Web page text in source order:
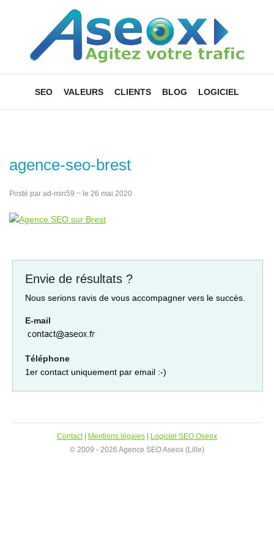
SEO VALEURS CLIENTS BLOG LOGICIEL
agence-seo-brest
Posté par ad-min59 ~ le 26 mai 2020
Envie de résultats ?
Nous serions ravis de vous accompagner vers le succès.
E-mail
Téléphone
1er contact uniquement par email :-)
Contact| Mentions légales
Logiciel SEO Oseox
© 2009 - 2026 Agence SEO Aseox (Lille)